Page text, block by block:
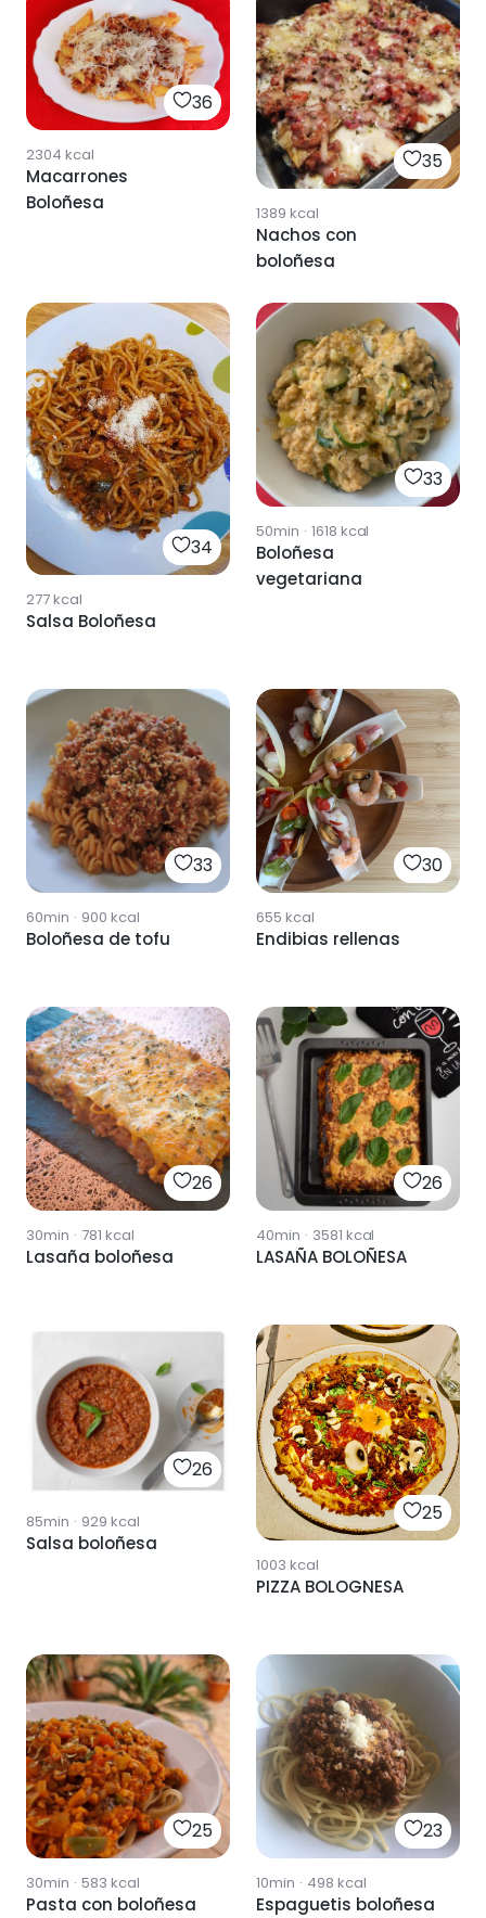
36
2304 kcal
Macarrones
Boloñesa
35
1389 kcal
Nachos con
boloñesa
34
277kcal
Salsa Boloñesa
33
50min · 1618 kcal
Boloñesa
vegetariana
33
60min · 900 kcal
Boloñesa de tofu
30
655 kcal
Endibias rellenas
26
30min · 781 kcal
Lasaña boloñesa
26
40min · 3581 kcal
LASAÑA BOLOÑESA
26
85min · 929 kcal
Salsa boloñesa
25
1003 kcal
PIZZA BOLOGNESA
25
30min · 583 kcal
Pasta con boloñesa
23
10min · 498 kcal
Espaguetis boloñesa